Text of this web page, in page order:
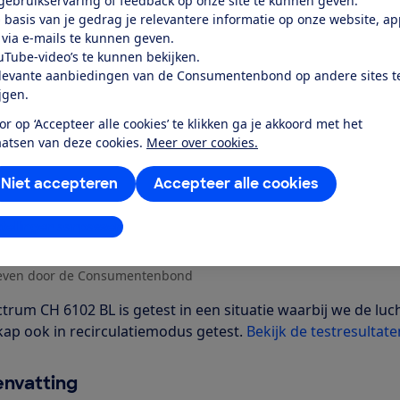
basis van je gedrag je relevantere informatie op onze website,
e-mails te kunnen geven.
video’s te kunnen bekijken.
aanbiedingen van de Consumentenbond op andere sites
op ‘Accepteer alle cookies’ te klikken ga je akkoord met het
van deze cookies. Meer over cookies.
Accepteer alle cookies
Niet accepteren
aanpassen
Word lid
dit product
door de Consumentenbond
CH 6102 BL is getest in een situatie waarbij we de
ook in recirculatiemodus getest. Bekijk de